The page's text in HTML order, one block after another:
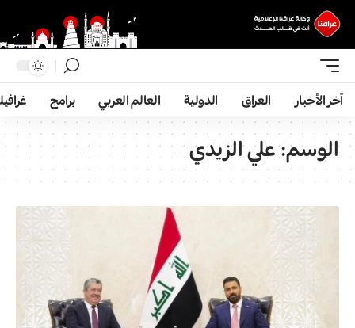
آخر الأخبار العراق الدولية العالم العربي برامج
الوسم:علي الزیدي